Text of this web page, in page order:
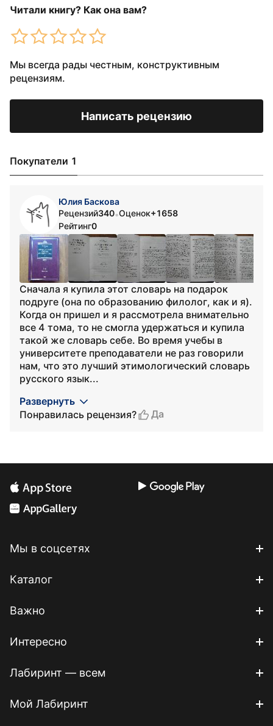
Читали книгу? Как она вам?
Мы всегда рады честным, конструктивным
рецензиям.
Написать рецензию
Покупатели 1
Юлия Баскова
Рецензий340•Оценок+1658
Рейтинг0
Сначала я купила этот словарь на подарок
подруге (она по образованию филолог, как и я).
Когда он пришел и я рассмотрела внимательно
все 4 тома, то не смогла удержаться и купила
такой же словарь себе. Во время учебы в
университете преподаватели не раз говорили
нам, что это лучший этимологический словарь
русского язык...
Развернуть
Понравилась рецензия?
Да
Мы в соцсетях
Каталог
Важно
Интересно
Лабиринт — всем
Мой Лабиринт